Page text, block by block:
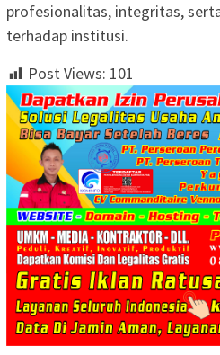
profesionalitas, integritas,
terhadap institusi.
Post Views: 101